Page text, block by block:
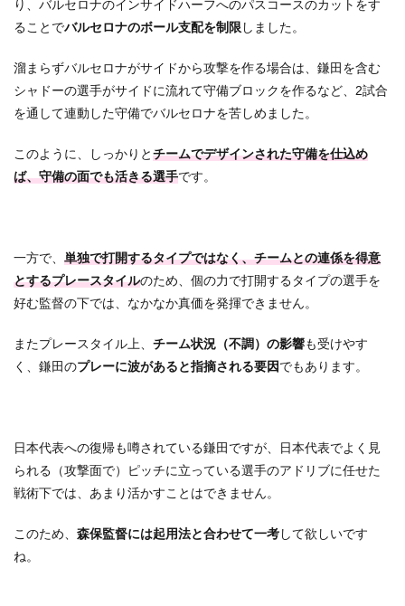
り、バルセロナのインサイドハーフへのパスコースのカットをす
ることでバルセロナのボール支配を制限 しました。
溜まらずバルセロナがサイドから攻撃を作る場合は、鎌田を含む
シャドーの選手がサイドに流れて守備ブロックを作るなど、2試合
を通して連動した守備でバルセロナを苦しめました。
このように、しっかりとチームでデザインされた守備を仕込め
ば、守備の面でも活きる選手です。
一方で、 単独で打開するタイプではなく、チームとの連係を得意
とするプレースタイルのため、個の力で打開するタイプの選手を
好む監督の下では、なかなか真価を発揮できません。
またプレースタイル上、 チーム状況（不調）の影響も受けやす
く、鎌田のプレーに波があると指摘される要因でもあります。
日本代表への復帰も噂されている鎌田ですが、日本代表でよく見
られる（攻撃面で）ピッチに立っている選手のアドリブに任せた
戦術下では、あまり活かすことはできません。
このため、 森保監督には起用法と合わせて一考して欲しいです
ね。